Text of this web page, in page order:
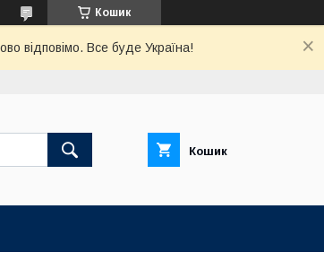
Кошик
відповімо. Все буде Україна!
Кошик